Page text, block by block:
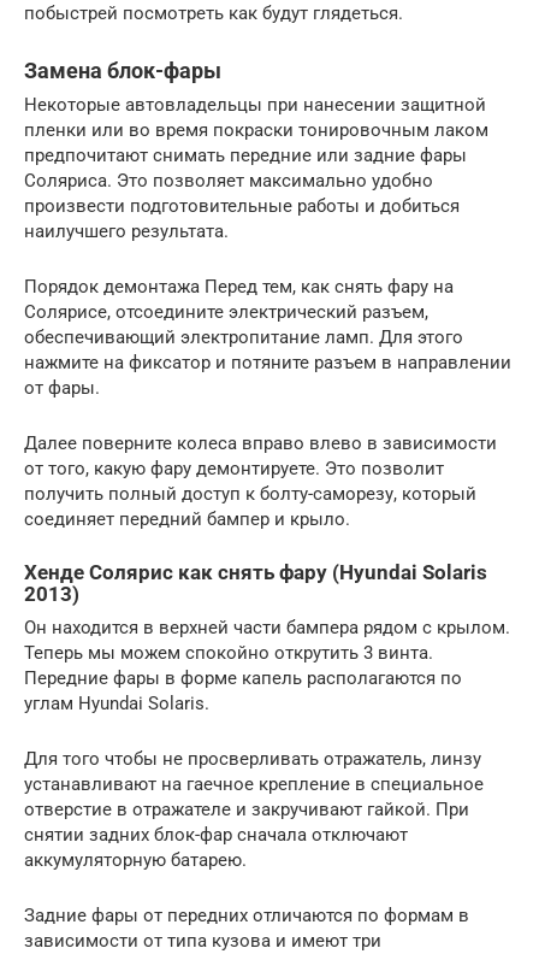
побыстрей посмотреть как будут глядеться.
Замена блок-фары
Некоторые автовладельцы при нанесении защитной
пленки или во время покраски тонировочным лаком
предпочитают снимать передние или задние фары
Соляриса. Это позволяет максимально удобно
произвести подготовительные работы и добиться
наилучшего результата.
Порядок демонтажа Перед тем, как снять фару на
Солярисе, отсоедините электрический разъем,
обеспечивающий электропитание ламп. Для этого
нажмите на фиксатор и потяните разъем в направлении
от фары.
Далее поверните колеса вправо влево в зависимости
от того, какую фару демонтируете. Это позволит
получить полный доступ к болту-саморезу, который
соединяет передний бампер и крыло.
Хенде Солярис как снять фару (Hyundai Solaris
2013)
Он находится в верхней части бампера рядом с крылом.
Теперь мы можем спокойно открутить 3 винта.
Передние фары в форме капель располагаются по
углам Hyundai Solaris.
Для того чтобы не просверливать отражатель, линзу
устанавливают на гаечное крепление в специальное
отверстие в отражателе и закручивают гайкой. При
снятии задних блок-фар сначала отключают
аккумуляторную батарею.
Задние фары от передних отличаются по формам в
зависимости от типа кузова и имеют три